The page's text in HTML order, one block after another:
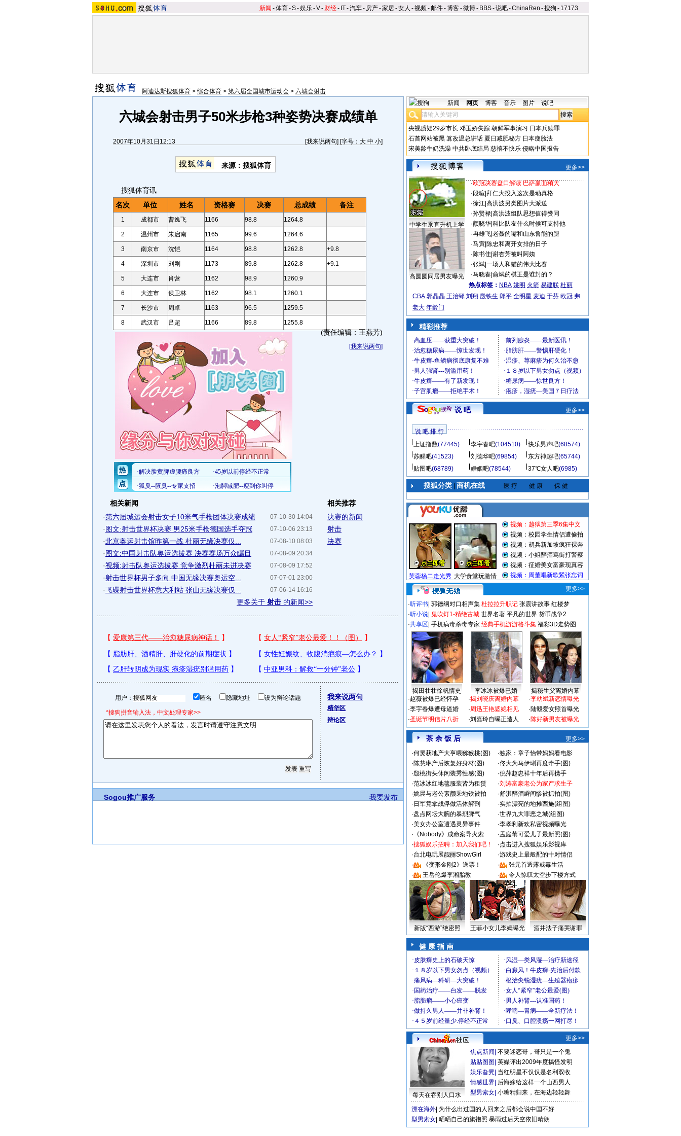
新闻 -体育-S-娱乐-V- 财经- IT-汽车- 房产-家居-女人 -视频-邮件-博客-微博- BBS-说吧-ChinaRen -搜狗 - 17173
阿迪达斯搜狐体育 > 综合体育 > 第六届全国城市运动会 > 六城会射击
六城会射击男子50米步枪3种姿势决赛成绩单
2007年10月31日12:13 [我来说两句] [字号： 大 中 小]
来源：搜狐体育
搜狐体育讯
名次
单位 姓名 资格赛 决赛 总成绩 备注
1 成都市 曹逸飞 1166 98.8 1264.8
2 温州市 朱启南 1165 99.6 1264.6
3 南京市 沈恺 1164 98.8 1262.8 +9.8
4 深圳市 刘刚 1173 89.8 1262.8 +9.1
5 大连市 肖营 1162 98.9 1260.9
6 大连市 侯卫林 1162 98.1 1260.1
7 长沙市 周卓 1163 96.5 1259.5
8 武汉市 吕超 1166 89.8 1255.8
(责任编辑：王燕芳)
[我来说两句]
相关新闻
07-10-30 14:04
·第六届城运会射击女子10米气手枪团体决赛成绩
07-10-06 23:13
·图文:射击世界杯决赛 男25米手枪德国选手夺冠
07-08-10 08:03
·北京奥运射击馆昨第一战 杜丽无缘决赛仅...
07-08-09 20:34
·图文:中国射击队奥运选拔赛 决赛赛场万众瞩目
07-08-09 17:52
·视频:射击队奥运选拔赛 竞争激烈杜丽未进决赛
07-07-01 23:00
·射击世界杯男子多向 中国无缘决赛奥运空...
07-06-14 16:16
·飞碟射击世界杯意大利站 张山无缘决赛仅...
更多关于 射击 的新闻>>
相关推荐
决赛的新闻
射击
决赛
用户： 匿名 隐藏地址 设为辩论话题
*搜狗拼音输入法，中文处理专家>>
我来说两句
精华区
辩论区
我要发布
Sogou推广服务
新闻 网页 博客 音乐 图片 说吧
央视质疑29岁市长 邓玉娇失踪 朝鲜军事演习 日本兵赎罪
石首网站被黑 篡改温总讲话 夏日减肥秘方 日本瘦脸法
宋美龄牛奶洗澡 中共卧底结局 慈禧不快乐 侵略中国报告
更多>>
中学生乘直升机上学
高圆圆同居男友曝光
·欧冠决赛盘口解读 巴萨赢面稍大
·段暄 拜仁大投入这次是动真格
·徐江| 高洪波另类图片大派送
·孙贤禄| 高洪波组队思想值得赞同
·颜晓华| 科比队友什么时候可支持他
·冉雄飞| 老聂的嘴和山东鲁能的腿
·马寅| 陈忠和离开女排的日子
·陈书佳| 谢杏芳被叫阿姨
·张斌| 一场人和猫的伟大比赛
·马晓春| 俞斌的棋王是谁封的？
热点标签： NBA 姚明 火箭 易建联 杜丽
CBA 郭晶晶 王治郅 刘翔 殷铁生 郎平 全明星 麦迪 于芬 欧冠 弗
老大 年龄门
精彩推荐
说 吧 更多>>
说 吧 排 行
上证指数(77445) 李宇春吧(104510) 快乐男声吧(68574)
苏醒吧(41523) 刘德华吧(69854) 东方神起吧(65744)
贴图吧(68789) 婚姻吧(78544) 37℃女人吧(6985)
搜狐分类| 商机在线 医 疗 健 康 保 健
芙蓉杨二走光秀 大学食堂玩激情
视频：越狱第三季6集中文
视频：校园学生情侣遭偷拍
视频：胡兵新加坡疯狂裸奔
视频：小姐醉酒骂街打警察
视频：征婚美女富豪现真容
视频：周董唱新歌紧张忘词
更多>>
·听评书 郭德纲对口相声集 杜拉拉升职记 张震讲故事 红楼梦
·听小说 鬼吹灯1-精绝古城 世界名著 平凡的世界 货币战争2
·共享区 手机病毒杀毒专家 经典手机游游格斗集 福彩3D走势图
揭田壮壮徐帆情史 李冰冰被爆已婚
揭秘生父离婚内幕
·赵薇被爆已经怀孕
·李宇春爆遭母逼婚
·圣诞节明信片八折
·揭刘晓庆离婚内幕
·周迅王艳婆媳相见
·刘嘉玲自曝正造人
·李幼斌新恋情曝光
·陆毅爱女照首曝光
·陈好新男友被曝光
茶 余 饭 后
更多>>
·何炅获地产大亨喂猕猴桃(图) ·独家：章子怡带妈妈看电影
·陈慧琳产后恢复好身材(图) ·佟大为马伊琍再度牵手(图)
·殷桃街头休闲装秀性感(图) ·倪萍赵忠祥十年后再携手
·范冰冰红地毯服装皆为租赁 ·刘涛富豪老公为家产求生子
·姚晨与老公素颜乘地铁被拍 ·舒淇醉酒瞬间惨被抓拍(图)
· 日军竟拿战俘做活体解剖 ·实拍漂亮的地摊西施(组图)
·盘点网坛大腕的暴烈脾气 ·世界九大罪恶之城(组图)
·美女办公室遭遇灵异事件 ·李孝利新欢私密视频曝光
· 《Nobody》成命案导火索 ·孟庭苇可爱儿子最新照(图)
·搜狐娱乐招聘：加入我们吧！ ·点击进入搜狐娱乐影视库
·台北电玩展靓丽ShowGirl ·游戏史上最般配的十对情侣
·
《变形金刚2》送票！ ·
张元首透露戒毒生活
·
王岳伦爆李湘胎教 · 令人惊叹太空步下楼方式
新版“西游”绝密照 王菲小女儿李嫣曝光 酒井法子痛哭谢罪
健 康 指 南
更多>>
每天在吞别人口水
焦点新闻 不要迷恋哥，哥只是一个鬼
贴贴图图 英媒评出2009年度搞怪发明
娱乐旮旯 当红明星不仅仅是名利双收
情感世界 后悔嫁给这样一个山西男人
型男索女 小糖精归来，在海边轻轻舞
漂在海外 为什么出过国的人回来之后都会说中国不好
型男索女 晒晒自己的旗袍照 暴雨过后天空依旧晴朗